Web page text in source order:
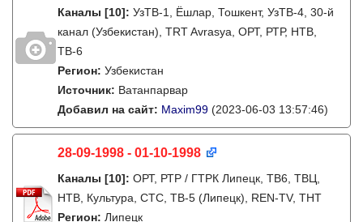
Каналы [10]: УзТВ-1, Ëшлар, Тошкент, УзТВ-4, 30-й
канал (Узбекистан), TRT Avrasya, ОРТ, РТР, НТВ,
ТВ-6
Регион: Узбекистан
Источник: Ватанпарвар
Добавил на сайт: Maxim99 (2023-06-03 13:57:46)
28-09-1998 - 01-10-1998
Каналы [10]: ОРТ, РТР / ГТРК Липецк, ТВ6, ТВЦ,
НТВ, Культура, СТС, ТВ-5 (Липецк), REN-TV, ТНТ
Регион: Липецк